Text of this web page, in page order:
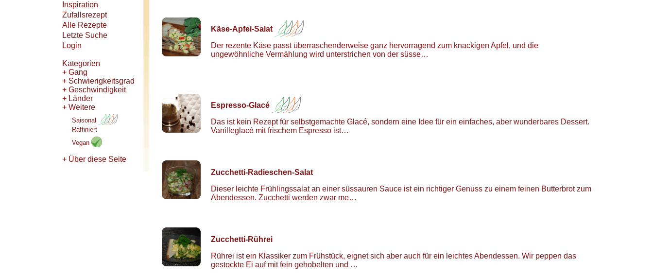
Inspiration
Zufallsrezept
Alle Rezepte
Letzte Suche
Login
Kategorien
+ Gang
+ Schwierigkeitsgrad
+ Geschwindigkeit
+ Länder
+ Weitere
Saisonal
Raffiniert
Vegan
+ Über diese Seite
Käse-Apfel-Salat
Der rezente Käse passt überraschenderweise ganz hervorragend zum knackigen Apfel, und die
ungewöhnliche Vermählung wird unterstrichen von der süsse…
Espresso-Glacé
Das ist kein Rezept für selbstgemachte Glacé, sondern eine Idee für ein einfaches, aber wunderbares Dessert.
Vanilleglacé mit frischem Espresso ist…
Zucchetti-Radieschen-Salat
Dieser leichte Frühlingssalat an einer süssauren Sauce ist ein richtiger Genuss zu einem feinen Butterbrot zum
Abendessen. Zucchetti werden zwar me…
Zucchetti-Rührei
Rührei ist ein Klassiker zum Frühstück, eignet sich aber auch für ein leichtes Abendessen. Wir peppen das
gestockte Ei auf mit fein gehobelten und …